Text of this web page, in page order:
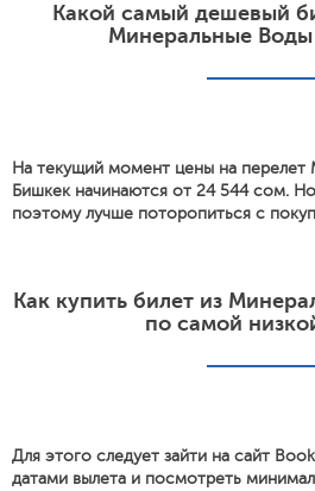
Какой самый дешевый
Минеральные
На текущий момент цены на
Бишкек начинаются от 24 544 сом.
поэтому лучше поторопиться с
Как купить билет из
по самой
Для этого следует зайти на сайт
датами вылета и посмотреть